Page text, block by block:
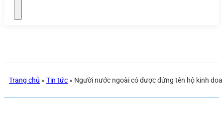
Trang chủ » Tin tức » Người nước ngoài có được đứng tên hộ kinh